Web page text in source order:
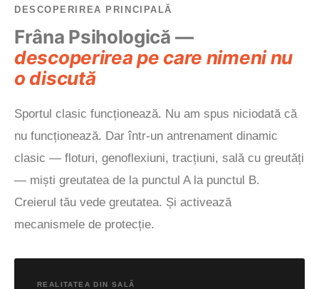
DESCOPERIREA PRINCIPALĂ
Frâna Psihologică —
descoperirea pe care nimeni nu
o discută
Sportul clasic funcționează. Nu am spus niciodată că
nu funcționează. Dar într-un antrenament dinamic
clasic — floturi, genoflexiuni, tracțiuni, sală cu greutăți
— miști greutatea de la punctul A la punctul B.
Creierul tău vede greutatea. Și activează
mecanismele de protecție.
REALITATEA DIN SALĂ